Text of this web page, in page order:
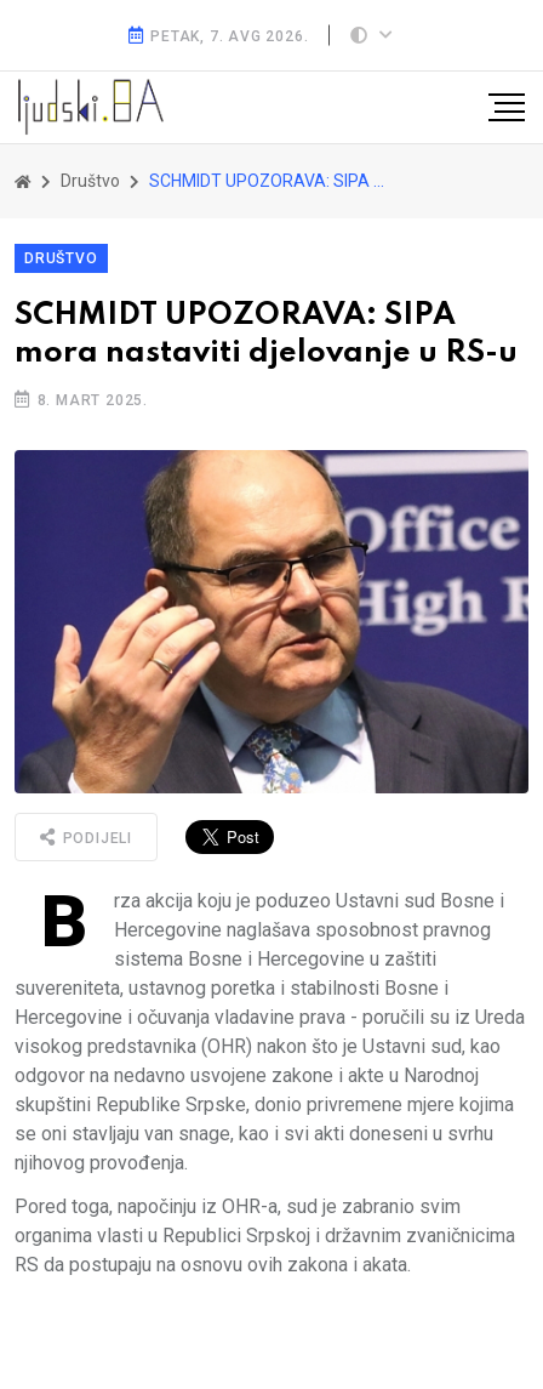
PETAK, 7. AVG 2026.
Društvo SCHMIDT UPOZORAVA: SIPA mora nastaviti djelovanje u RS-u
DRUŠTVO
SCHMIDT UPOZORAVA: SIPA
mora nastaviti djelovanje u RS-u
8. MART 2025.
PODIJELI
B
rza akcija koju je poduzeo Ustavni sud Bosne i
Hercegovine naglašava sposobnost pravnog
sistema Bosne i Hercegovine u zaštiti
suvereniteta, ustavnog poretka i stabilnosti Bosne i
Hercegovine i očuvanja vladavine prava - poručili su iz Ureda
visokog predstavnika (OHR) nakon što je Ustavni sud, kao
odgovor na nedavno usvojene zakone i akte u Narodnoj
skupštini Republike Srpske, donio privremene mjere kojima
se oni stavljaju van snage, kao i svi akti doneseni u svrhu
njihovog provođenja.
Pored toga, napočinju iz OHR-a, sud je zabranio svim
organima vlasti u Republici Srpskoj i državnim zvaničnicima
RS da postupaju na osnovu ovih zakona i akata.